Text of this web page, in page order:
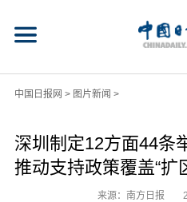
中国日报网 > 图片新闻 >
深圳制定12方面44条
推动支持政策覆盖“扩
来源：南方日报